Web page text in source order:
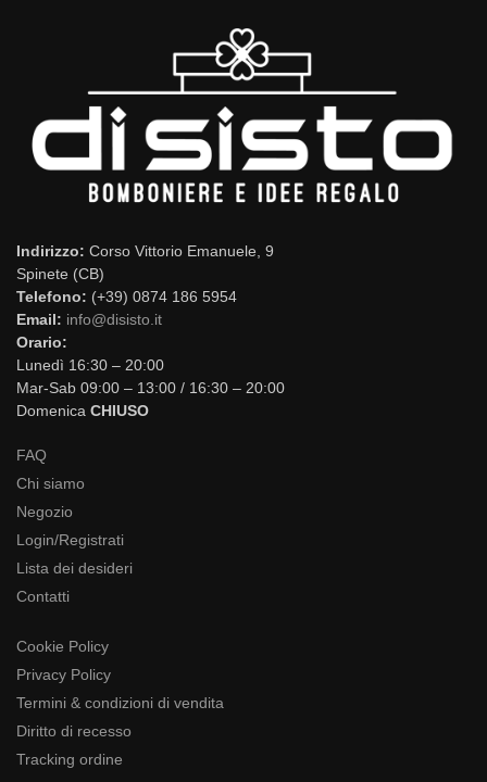
Indirizzo: Corso Vittorio Emanuele, 9
Spinete (CB)
Telefono: (+39) 0874 186 5954
Email: info@disisto.it
Orario:
Lunedì 16:30 – 20:00
Mar-Sab 09:00 – 13:00 / 16:30 – 20:00
Domenica CHIUSO
FAQ
Chi siamo
Negozio
Login/Registrati
Lista dei desideri
Contatti
Cookie Policy
Privacy Policy
Termini & condizioni di vendita
Diritto di recesso
Tracking ordine